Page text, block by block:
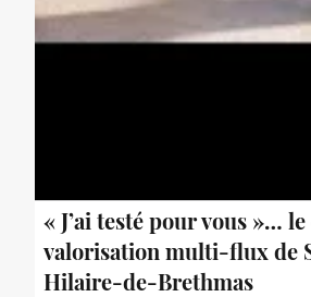
« J’ai testé pour vous »…
valorisation multi-flux de
Hilaire-de-Brethmas